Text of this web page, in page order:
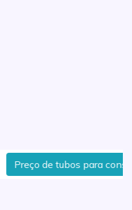
tubos para construção no